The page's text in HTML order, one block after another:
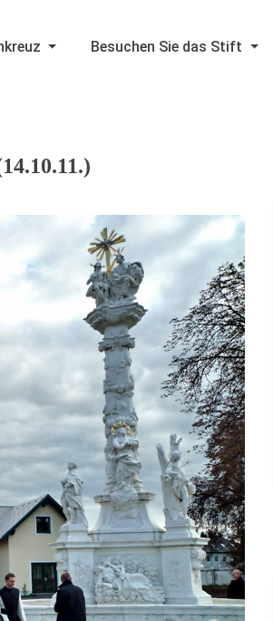
Besuchen Sie das Stift